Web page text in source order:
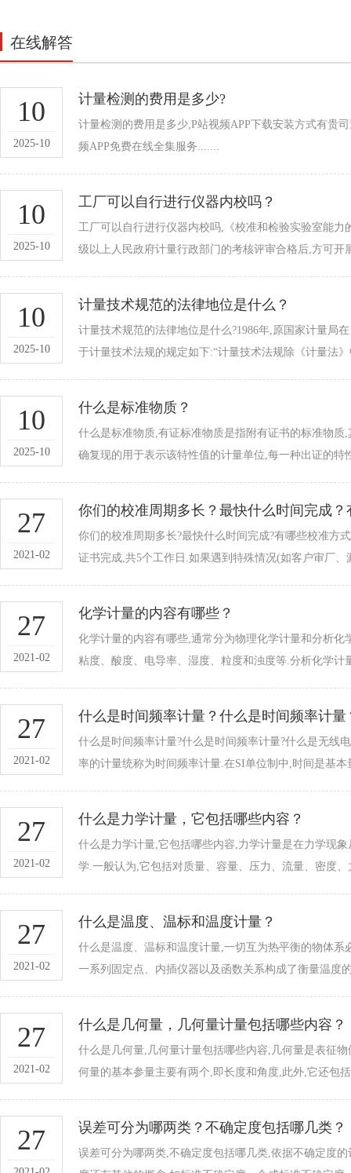
在线解答
10
2025-10
计量检测的费用是多少?
计量检测的费用是多少,P站视频APP下载安装方式有贵司送检
频APP免费在线全集服务.......
10
2025-10
工厂可以自行进行仪器内校吗？
工厂可以自行进行仪器内校吗,《校准和检验实验室能
级以上人民政府计量行政部门的考核评审合格后,方可
10
2025-10
计量技术规范的法律地位是什么？
计量技术规范的法律地位是什么?1986年,原国家计量局
于计量技术法规的规定如下:“计量技术法规除《计量法
10
2025-10
什么是标准物质？
什么是标准物质,有证标准物质是指附有证书的标准物
确复现的用于表示该特性值的计量单位,每一种出证的
27
2021-02
你们的校准周期多长？最快什么时间完成？
你们的校准周期多长?最快什么时间完成?有哪些校准方
证书完成,共5个工作日.如果遇到特殊情况(如客户审厂
27
2021-02
化学计量的内容有哪些？
化学计量的内容有哪些,通常分为物理化学计量和分析化
粘度、酸度、电导率、湿度、粒度和浊度等.分
27
2021-02
什么是时间频率计量？什么是时间频率计量
什么是时间频率计量?什么是时间频率计量?什么是无线
率的计量统称为时间频率计量.在SI单位制中,时间是基
27
2021-02
什么是力学计量，它包括哪些内容？
什么是力学计量,它包括哪些内容,力学计量是在力学现
学.一般认为,它包括对质量、容量、压力、流量、密
27
2021-02
什么是温度、温标和温度计量？
什么是温度、温标和温度计量,一切互为热平衡的物
一系列固定点、内插仪器以及函数关系构成了衡量温
27
2021-02
什么是几何量，几何量计量包括哪些内容？
什么是几何量,几何量计量包括哪些内容,几何量是表征物
何量的基本参量主要有两个,即长度和角度,此外,它还包括一
27 误差可分为哪两类？不确定度包括哪几类？
误差可分为哪两类,不确定度包括哪几类,依据不确定度的